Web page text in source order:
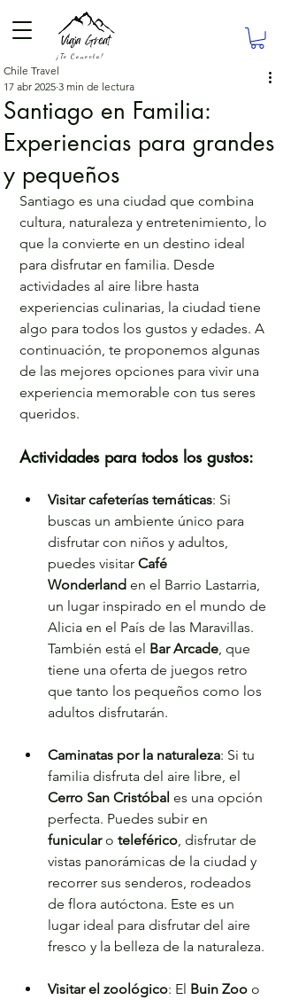
¡Te Conecta!
Santiago en Familia:
Experiencias para grandes
y pequeños
Chile Travel
17 abr 2025 3 min de lectura
Santiago es una ciudad que combina
cultura, naturaleza y entretenimiento, lo
que la convierte en un destino ideal
para disfrutar en familia. Desde
actividades al aire libre hasta
experiencias culinarias, la ciudad tiene
algo para todos los gustos y edades. A
continuación, te proponemos algunas
de las mejores opciones para vivir una
experiencia memorable con tus seres
queridos.
Actividades para todos los gustos:
Visitar cafeterías temáticas: Si
buscas un ambiente único para
disfrutar con niños y adultos,
puedes visitar Café
Wonderland en el Barrio Lastarria,
un lugar inspirado en el mundo de
Alicia en el País de las Maravillas.
También está el Bar Arcade , que
tiene una oferta de juegos retro
que tanto los pequeños como los
adultos disfrutarán.
Caminatas por la naturaleza: Si tu
familia disfruta del aire libre, el
Cerro San Cristóbal es una opción
perfecta. Puedes subir en
funicular o teleférico , disfrutar de
vistas panorámicas de la ciudad y
recorrer sus senderos, rodeados
de flora autóctona. Este es un
lugar ideal para disfrutar del aire
fresco y la belleza de la naturaleza.
Visitar el zoológico: El Buin Zoo o